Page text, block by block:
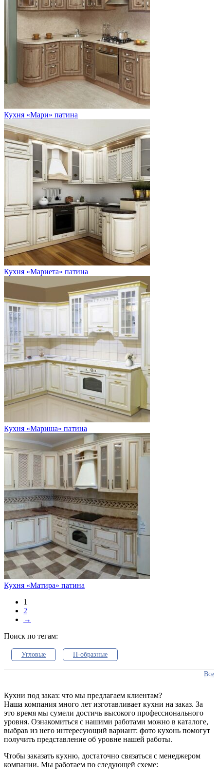
Кухня «Мари» патина
Кухня «Мариета» патина
Кухня «Мариша» патина
Кухня «Матира» патина
1
2
→
Поиск по тегам:
Угловые П-образные
Прямые решения Модульные модели
Коричневые С эркером
С барной стойкой С фотопечатью
Патированные с золотом Для квартиры и дома
Все
Кухни под заказ: что мы предлагаем клиентам?
Наша компания много лет изготавливает кухни на заказ. За
это время мы сумели достичь высокого профессионального
уровня. Ознакомиться с нашими работами можно в каталоге,
выбрав из него интересующий вариант: фото кухонь помогут
получить представление об уровне нашей работы.
Чтобы заказать кухню, достаточно связаться с менеджером
компании. Мы работаем по следующей схеме: